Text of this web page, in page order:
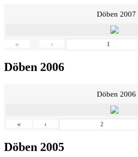
Döben 2007
« ‹
Döben 2006
Döben 2006
« ‹
Döben 2005